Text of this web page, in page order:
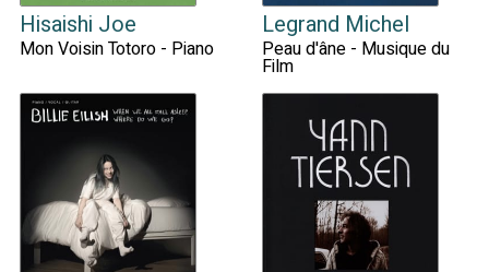
Hisaishi Joe Legrand Michel
Mon Voisin Totoro - Piano Peau d'âne - Musique du
Film